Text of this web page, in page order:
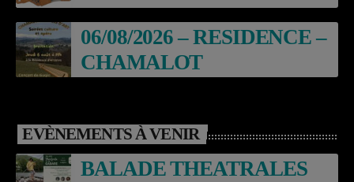
06/08/2026 – RESIDENCE –
CHAMALOT
EVÈNEMENTS À VENIR
BALADE THEATRALES